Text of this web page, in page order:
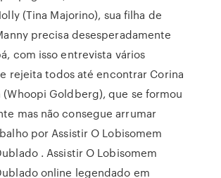
(Tina Majorino), sua filha de
precisa desesperadamente
com isso entrevista vários
rejeita todos até encontrar Corina
(Whoopi Goldberg), que se formou
mas não consegue arrumar
por Assistir O Lobisomem
. Assistir O Lobisomem
online legendado em